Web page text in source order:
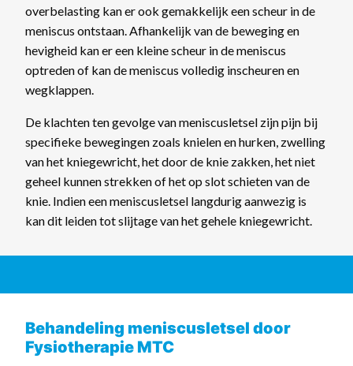
overbelasting kan er ook gemakkelijk een scheur in de
meniscus ontstaan. Afhankelijk van de beweging en
hevigheid kan er een kleine scheur in de meniscus
optreden of kan de meniscus volledig inscheuren en
wegklappen.
De klachten ten gevolge van meniscusletsel zijn pijn bij
specifieke bewegingen zoals knielen en hurken, zwelling
van het kniegewricht, het door de knie zakken, het niet
geheel kunnen strekken of het op slot schieten van de
knie. Indien een meniscusletsel langdurig aanwezig is
kan dit leiden tot slijtage van het gehele kniegewricht.
Behandeling meniscusletsel door
Fysiotherapie MTC